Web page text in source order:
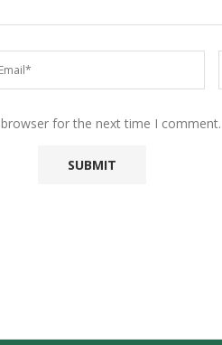
for the next time I comment.